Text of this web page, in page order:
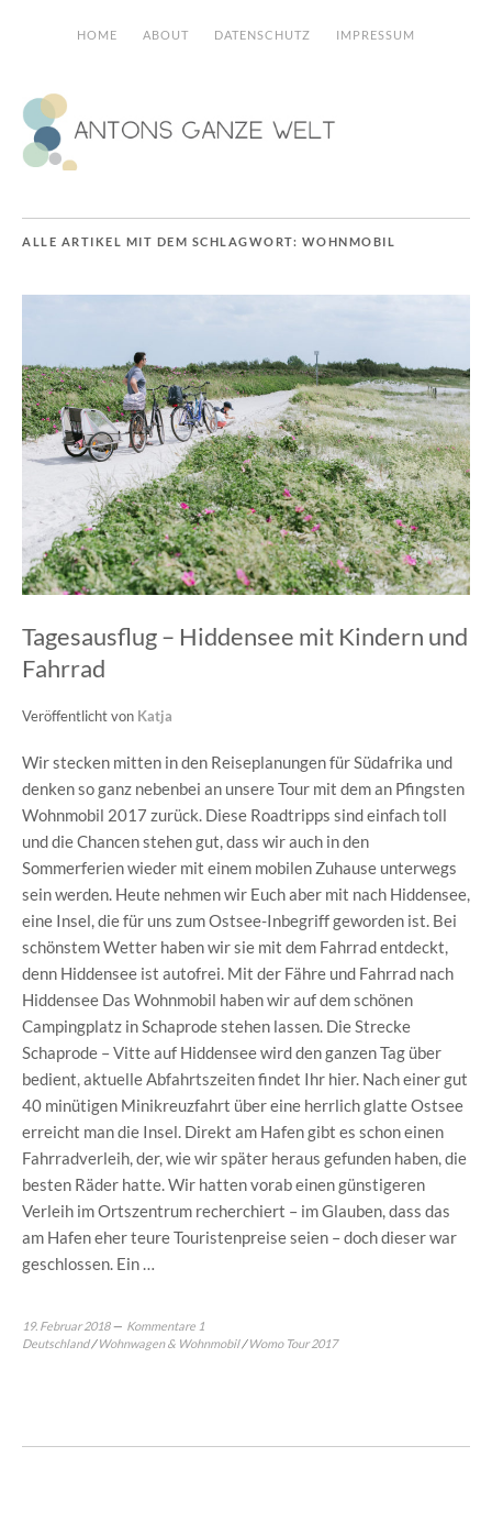
HOME ABOUT DATENSCHUTZ IMPRESSUM
ALLE ARTIKEL MIT DEM SCHLAGWORT: WOHNMOBIL
Tagesausflug – Hiddensee mit Kindern und
Fahrrad
Veröffentlicht von Katja
Wir stecken mitten in den Reiseplanungen für Südafrika und
denken so ganz nebenbei an unsere Tour mit dem an Pfingsten
Wohnmobil 2017 zurück. Diese Roadtripps sind einfach toll
und die Chancen stehen gut, dass wir auch in den
Sommerferien wieder mit einem mobilen Zuhause unterwegs
sein werden. Heute nehmen wir Euch aber mit nach Hiddensee,
eine Insel, die für uns zum Ostsee-Inbegriff geworden ist. Bei
schönstem Wetter haben wir sie mit dem Fahrrad entdeckt,
denn Hiddensee ist autofrei. Mit der Fähre und Fahrrad nach
Hiddensee Das Wohnmobil haben wir auf dem schönen
Campingplatz in Schaprode stehen lassen. Die Strecke
Schaprode – Vitte auf Hiddensee wird den ganzen Tag über
bedient, aktuelle Abfahrtszeiten findet Ihr hier. Nach einer gut
40 minütigen Minikreuzfahrt über eine herrlich glatte Ostsee
erreicht man die Insel. Direkt am Hafen gibt es schon einen
Fahrradverleih, der, wie wir später heraus gefunden haben, die
besten Räder hatte. Wir hatten vorab einen günstigeren
Verleih im Ortszentrum recherchiert – im Glauben, dass das
am Hafen eher teure Touristenpreise seien – doch dieser war
geschlossen. Ein …
19. Februar 2018
Kommentare 1
Deutschland/Wohnwagen & Wohnmobil/Womo Tour 2017